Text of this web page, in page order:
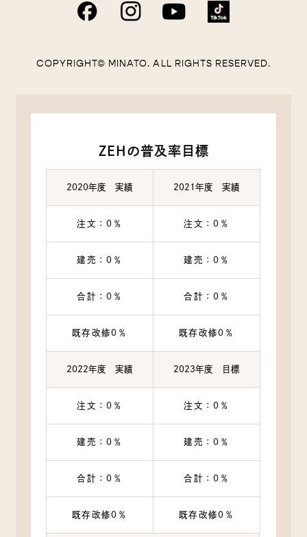
COPYRIGHT© MINATO. ALL RIGHTS RESERVED.
ZEHの普及率目標
2020年度 実績 2021年度 実績
注文：0％ 注文：0％
建売：0％ 建売：0％
合計：0％ 合計：0％
既存改修0％ 既存改修0％
2022年度 実績 2023年度 目標
注文：0％ 注文：0％
建売：0％ 建売：0％
合計：0％ 合計：0％
既存改修0％ 既存改修0％